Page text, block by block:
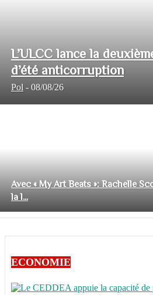
L’ULCC lance la
d’été anticorruption
Pol - 08/08/26
Avec « My Art Beats »: Rachelle
la l...
ECONOMIE